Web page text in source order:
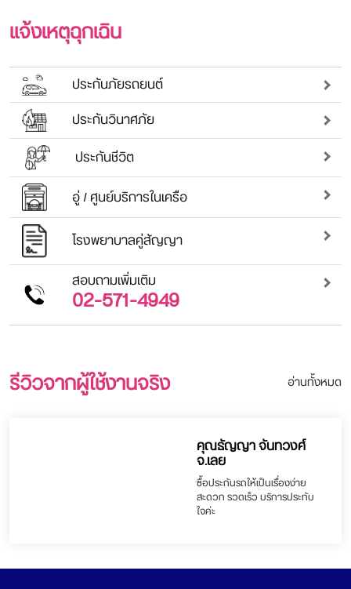
แจ้งเหตุฉุกเฉิน
ประกันภัยรถยนต์
ประกันวินาศภัย
ประกันชีวิต
อู่ / ศูนย์บริการในเครือ
โรงพยาบาลคู่สัญญา
สอบถามเพิ่มเติม
02-571-4949
รีวิวจากผู้ใช้งานจริง อ่านทั้งหมด
คุณธัญญา จันทวงศ์
จ.เลย
ซื้อประกันรถให้เป็นเรื่องง่าย
สะดวก รวดเร็ว บริการประทับ
ใจค่ะ